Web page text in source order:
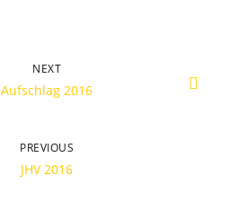
NEXT
Aufschlag 2016
PREVIOUS
JHV 2016